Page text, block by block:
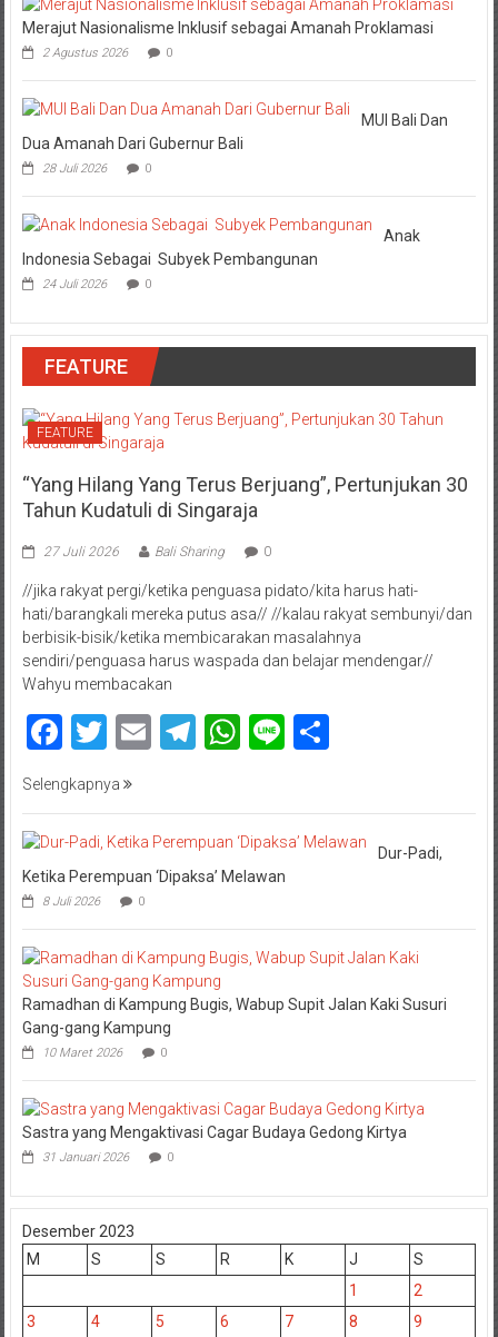
Merajut Nasionalisme Inklusif sebagai Amanah Proklamasi
2 Agustus 2026 0
MUI Bali Dan
Dua Amanah Dari Gubernur Bali
28 Juli 2026 0
Anak
Indonesia Sebagai Subyek Pembangunan
24 Juli 2026 0
FEATURE
FEATURE
“Yang Hilang Yang Terus Berjuang”, Pertunjukan 30
Tahun Kudatuli di Singaraja
27 Juli 2026 Bali Sharing 0
//jika rakyat pergi/ketika penguasa pidato/kita harus hati-
hati/barangkali mereka putus asa// //kalau rakyat sembunyi/dan
berbisik-bisik/ketika membicarakan masalahnya
sendiri/penguasa harus waspada dan belajar mendengar//
Wahyu membacakan
Facebook
Twitter
EmailTelegram
WhatsApp
LineShare
Selengkapnya
Dur-Padi,
Ketika Perempuan ‘Dipaksa’ Melawan
8 Juli 2026 0
Ramadhan di Kampung Bugis, Wabup Supit Jalan Kaki Susuri
Gang-gang Kampung
10 Maret 2026 0
Sastra yang Mengaktivasi Cagar Budaya Gedong Kirtya
31 Januari 2026 0
Desember 2023
M
S S R K J
S
1
2
3
4 5 6 7 8 9